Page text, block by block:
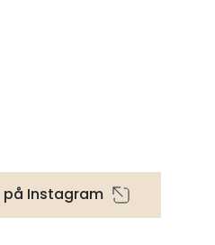
på Instagram